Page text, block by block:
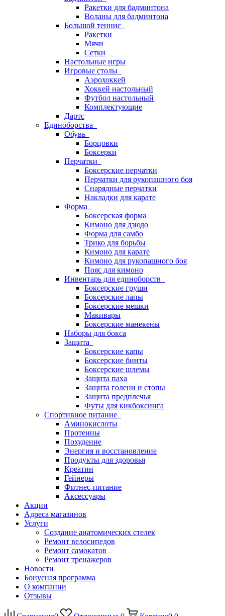
Ракетки для бадминтона
Воланы для бадминтона
Большой теннис
Ракетки
Мячи
Сетки
Настольные игры
Игровые столы
Аэрохоккей
Хоккей настольный
Футбол настольный
Комплектующие
Дартс
Единоборства
Обувь
Борцовки
Боксерки
Перчатки
Боксерские перчатки
Перчатки для рукопашного боя
Снарядные перчатки
Накладки для карате
Форма
Боксерская форма
Кимоно для дзюдо
Форма для самбо
Трико для борьбы
Кимоно для карате
Кимоно для рукопашного боя
Пояс для кимоно
Инвентарь для единоборств
Боксерские груши
Боксерские лапы
Боксерские мешки
Макивары
Боксерские манекены
Наборы для бокса
Защита
Боксерские капы
Боксерские бинты
Боксерские шлемы
Защита паха
Защита голени и стопы
Защита предплечья
Футы для кикбоксинга
Спортивное питание
Аминокислоты
Протеины
Похудение
Энергия и восстановление
Продукты для здоровья
Креатин
Гейнеры
Фитнес-питание
Аксессуары
Акции
Адреса магазинов
Услуги
Создание анатомических стелек
Ремонт велосипедов
Ремонт самокатов
Ремонт тренажеров
Новости
Бонусная программа
О компании
Отзывы